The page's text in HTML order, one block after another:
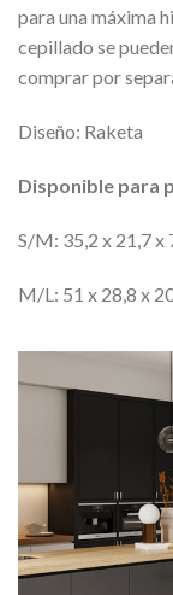
para una máxima
cepillado se
comprar por
Diseño: Raketa
Disponible para
S/M: 35,2 x 21,7 x
M/L: 51 x 28,8 x